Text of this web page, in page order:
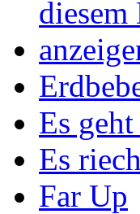
Es
Es
Far Up